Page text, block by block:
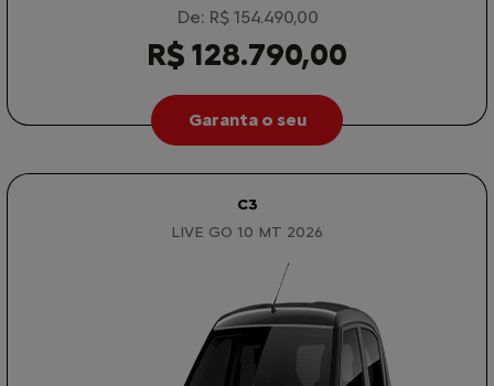
De: R$ 154.490,00
R$ 128.790,00
Garanta o seu
C3
LIVE GO 1.0 MT 2026